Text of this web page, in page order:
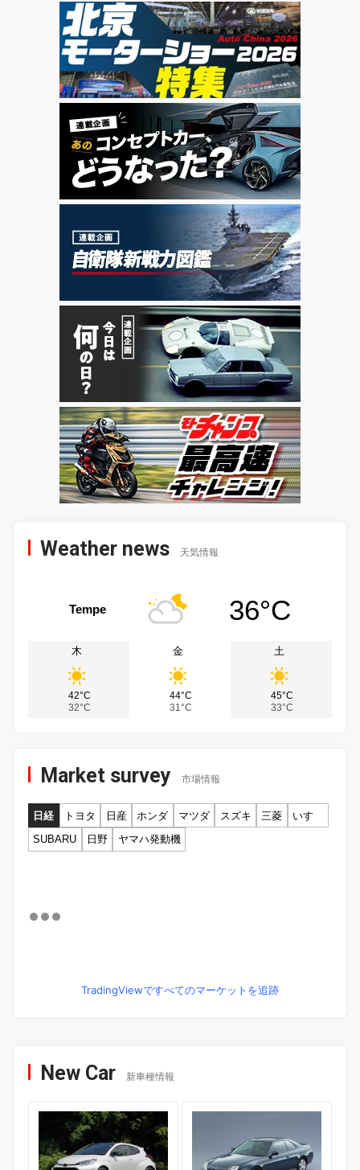
Weather news 天気情報
Tempe 36°C
木
42°C
32°C
金
44°C
31°C
土
45°C
33°C
Market survey 市場情報
日経 トヨタ 日産 ホンダ マツダ スズキ 三菱
いすゞ
SUBARU
日野 ヤマハ発動機
TradingViewですべてのマーケットを追跡
New Car 新車種情報